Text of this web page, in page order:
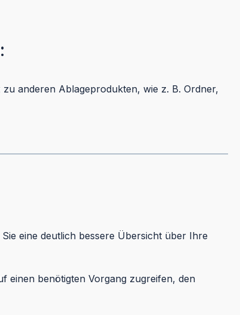
anderen Ablageprodukten, wie z. B. Ordner,
eine deutlich bessere Übersicht über Ihre
einen benötigten Vorgang zugreifen, den